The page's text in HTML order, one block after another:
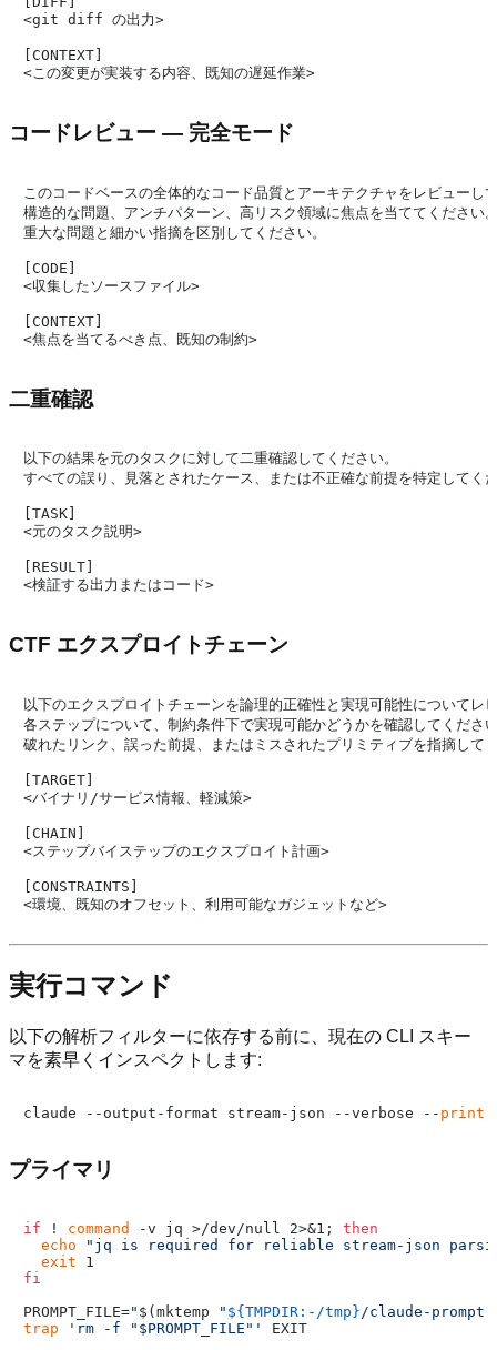
<git diff の出力>
[CONTEXT]
コードレビュー — 完全モード
このコードベースの全体的なコード品質とアーキテクチャをレビューし
構造的な問題、アンチパターン、高リスク領域に焦点を当ててください
重大な問題と細かい指摘を区別してください。
[CODE]
<収集したソースファイル>
[CONTEXT]
二重確認
以下の結果を元のタスクに対して二重確認してください。
すべての誤り、見落とされたケース、または不正確な前提を特定してく
[TASK]
<元のタスク説明>
[RESULT]
CTF エクスプロイトチェーン
以下のエクスプロイトチェーンを論理的正確性と実現可能性についてレ
各ステップについて、制約条件下で実現可能かどうかを確認してくださ
破れたリンク、誤った前提、またはミスされたプリミティブを指摘して
[TARGET]
<バイナリ/サービス情報、軽減策>
[CHAIN]
<ステップバイステップのエクスプロイト計画>
[CONSTRAINTS]
実行コマンド
以下の解析フィルターに依存する前に、現在の CLI スキー
マを素早くインスペクトします:
claude --output-format stream-json --verbose -- print
プライマリ
if ! command -v jq >/dev/null 2>&1; then
echo
"jq is required for reliable stream-json
exit
fi
PROMPT_FILE=" $(mktemp " ${TMPDIR:-/tmp} /claude-
trap
'rm -f "$PROMPT_FILE"'
EXIT